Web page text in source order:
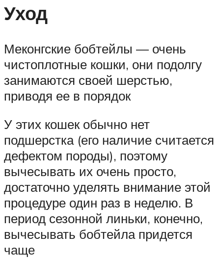
Уход
Меконгские бобтейлы — очень
чистоплотные кошки, они подолгу
занимаются своей шерстью,
приводя ее в порядок
У этих кошек обычно нет
подшерстка (его наличие считается
дефектом породы), поэтому
вычесывать их очень просто,
достаточно уделять внимание этой
процедуре один раз в неделю. В
период сезонной линьки, конечно,
вычесывать бобтейла придется
чаще